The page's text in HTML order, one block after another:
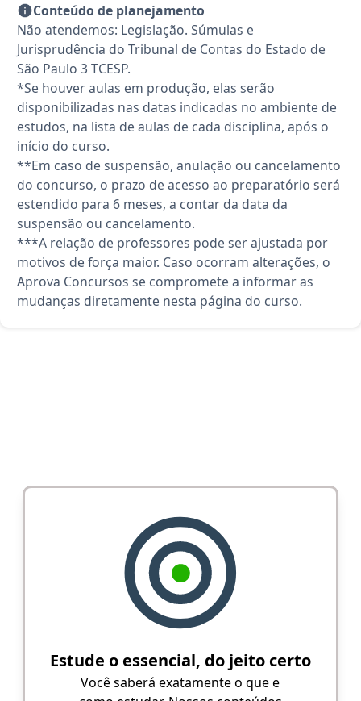
Conteúdo de planejamento
Não atendemos: Legislação. Súmulas e
Jurisprudência do Tribunal de Contas do Estado de
São Paulo 3 TCESP.
*Se houver aulas em produção, elas serão
disponibilizadas nas datas indicadas no ambiente de
estudos, na lista de aulas de cada disciplina, após o
início do curso.
**Em caso de suspensão, anulação ou cancelamento
do concurso, o prazo de acesso ao preparatório será
estendido para 6 meses, a contar da data da
suspensão ou cancelamento.
***A relação de professores pode ser ajustada por
motivos de força maior. Caso ocorram alterações, o
Aprova Concursos se compromete a informar as
mudanças diretamente nesta página do curso.
Estude o essencial, do jeito certo
Você saberá exatamente o que e